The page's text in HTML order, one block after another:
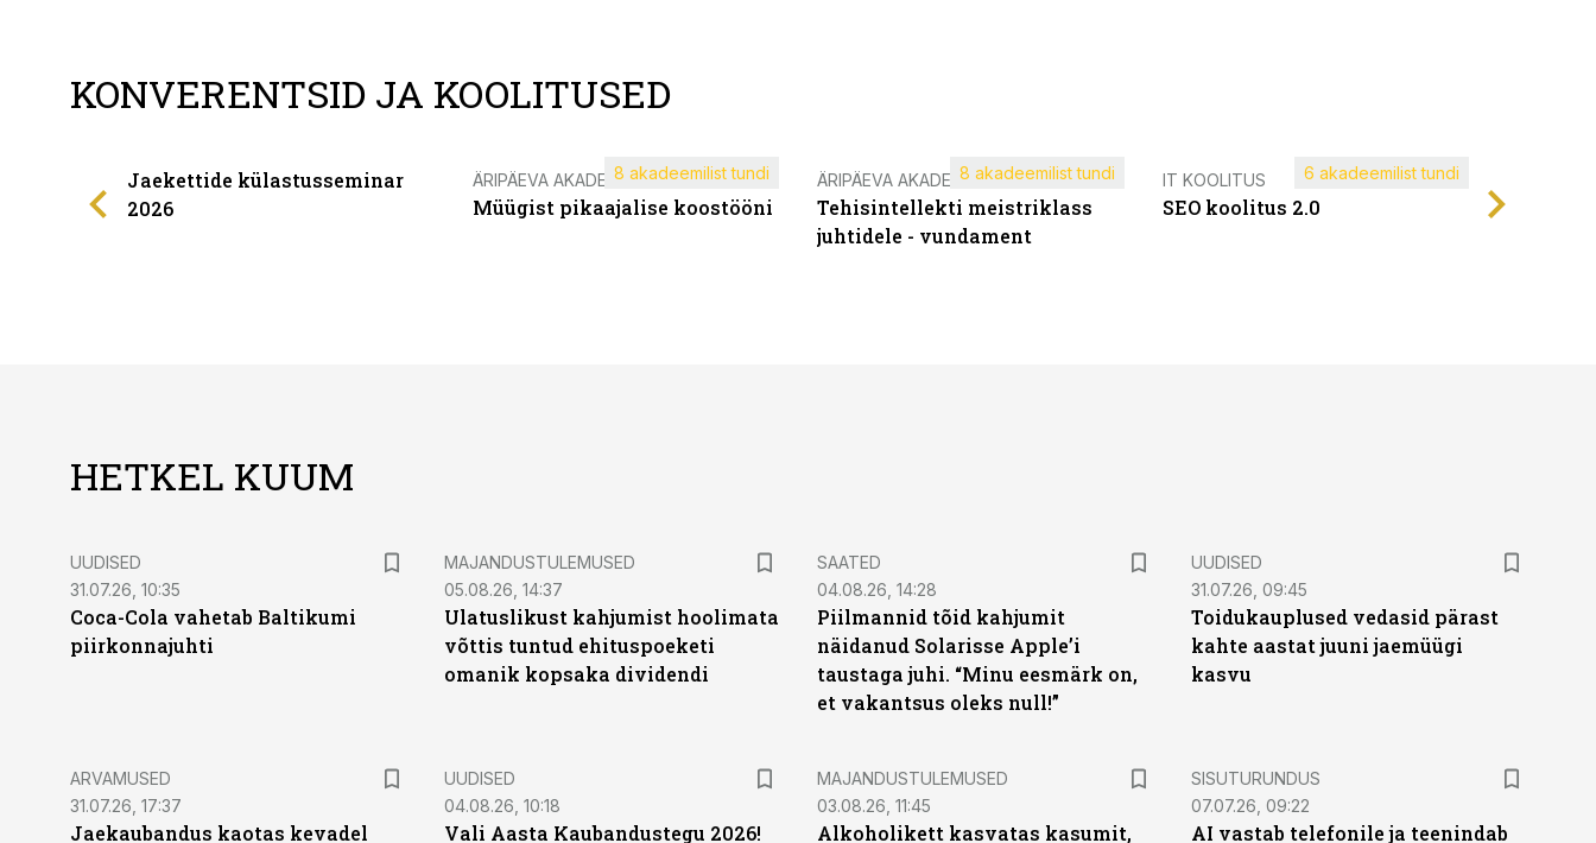
KONVERENTSID JA KOOLITUSED
Jaekettide külastusseminar
2026
ÄRIPÄEVA AKADEEMIA
Müügist pikaajalise koostööni
8 akadeemilist tundi ÄRIPÄEVA AKADEEMIA
Tehisintellekti meistriklass
juhtidele - vundament
8 akadeemilist tundi IT KOOLITUS
SEO koolitus 2.0
6 akadeemilist tundi
HETKEL KUUM
UUDISED
31.07.26, 10:35
Coca-Cola vahetab Baltikumi
piirkonnajuhti
MAJANDUSTULEMUSED
05.08.26, 14:37
Ulatuslikust kahjumist hoolimata
võttis tuntud ehituspoeketi
omanik kopsaka dividendi
SAATED
04.08.26, 14:28
Piilmannid tõid kahjumit
näidanud Solarisse Apple’i
taustaga juhi. “Minu eesmärk on,
et vakantsus oleks null!”
UUDISED
31.07.26, 09:45
Toidukauplused vedasid pärast
kahte aastat juuni jaemüügi
kasvu
ARVAMUSED
31.07.26, 17:37
Jaekaubandus kaotas kevadel
UUDISED
04.08.26, 10:18
Vali Aasta Kaubandustegu 2026!
MAJANDUSTULEMUSED
03.08.26, 11:45
Alkoholikett kasvatas kasumit,
ST
SISUTURUNDUS
07.07.26, 09:22
AI vastab telefonile ja teenindab